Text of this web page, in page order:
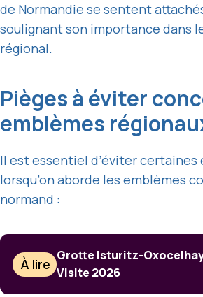
de Normandie se sentent
soulignant son importance dans
régional.
Pièges à éviter
emblèmes
Il est essentiel d’éviter certaines
lorsqu’on aborde les emblèmes
normand :
À lire
Grotte Isturitz-
Visite 2026